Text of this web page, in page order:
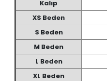
Kalıp
XS Beden
S Beden
M Beden
L Beden
XL Beden